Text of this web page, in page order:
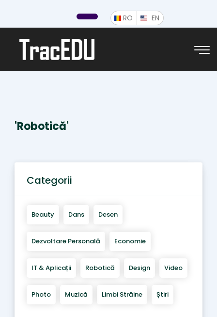
RO ROMÂNĂ
EN ENGLISH
'Robotică'
Categorii
Beauty Dans Desen
Dezvoltare Personală Economie
IT & Aplicații Robotică Design Video
Photo Muzică Limbi Străine Știri